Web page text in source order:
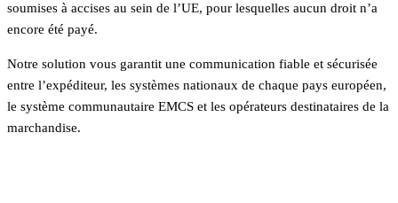
soumises à accises au sein de l’UE, pour lesquelles aucun droit n’a
encore été payé.
Notre solution vous garantit une communication fiable et sécurisée
entre l’expéditeur, les systèmes nationaux de chaque pays européen,
le système communautaire EMCS et les opérateurs destinataires de la
marchandise.